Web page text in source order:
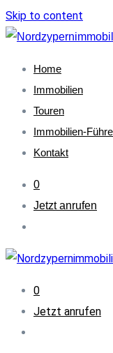
Skip to content
Home
Immobilien
Touren
Immobilien-
Kontakt
0
Jetzt anrufen
0
Jetzt anrufen